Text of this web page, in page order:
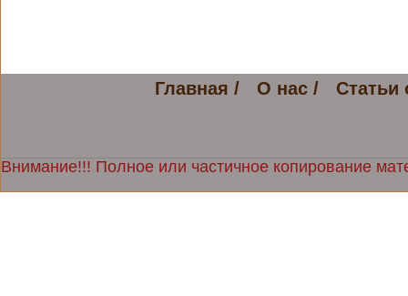
Главная / О нас / Статьи
Внимание!!! Полное или частичное копирование